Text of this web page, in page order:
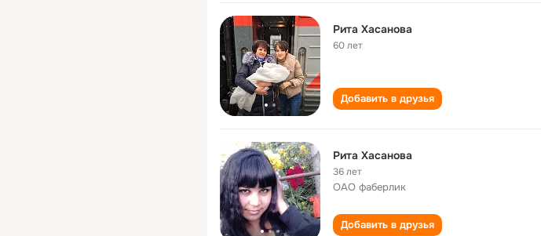
Рита Хасанова
60 лет
Добавить в друзья
Рита Хасанова
36 лет
ОАО фаберлик
Добавить в друзья